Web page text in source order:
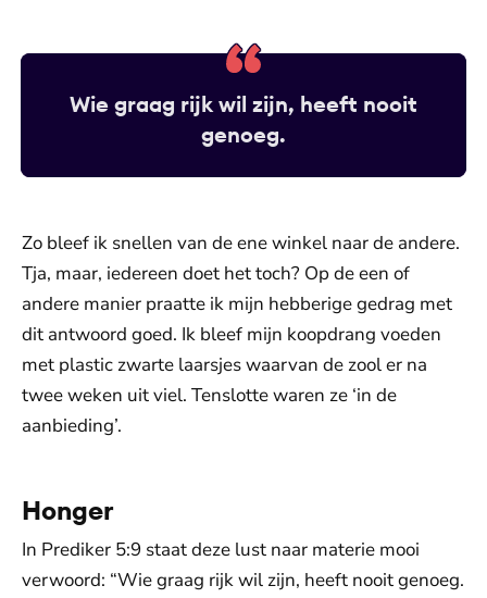
Wie graag rijk wil zijn, heeft nooit
genoeg.
Zo bleef ik snellen van de ene winkel naar de andere.
Tja, maar, iedereen doet het toch? Op de een of
andere manier praatte ik mijn hebberige gedrag met
dit antwoord goed. Ik bleef mijn koopdrang voeden
met plastic zwarte laarsjes waarvan de zool er na
twee weken uit viel. Tenslotte waren ze ‘in de
aanbieding’.
Honger
In Prediker 5:9 staat deze lust naar materie mooi
verwoord: “Wie graag rijk wil zijn, heeft nooit genoeg.